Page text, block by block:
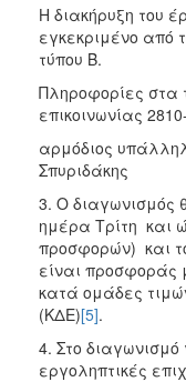
ΑΝΘΕΚΤΙΚΗ
ΠΟΛΗ
Η διακήρυξη του
εγκεκριμένο από
τύπου Β.
Πληροφορίες στα
επικοινωνίας
αρμόδιος
Σπυριδάκης
3. Ο διαγωνισμός
ημέρα Τρίτη και
προσφορών) και
είναι προσφοράς
κατά ομάδες
(ΚΔΕ)[5].
4. Στο διαγωνισμό
εργοληπτικές